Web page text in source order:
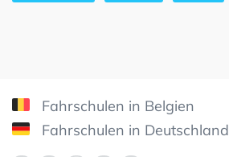
Fahrschulen in Belgien
Fahrschulen in Deutschland